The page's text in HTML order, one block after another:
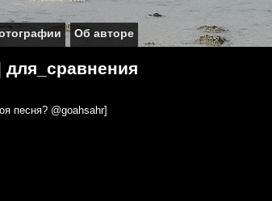
Об авторе
песня? @goahsahr]